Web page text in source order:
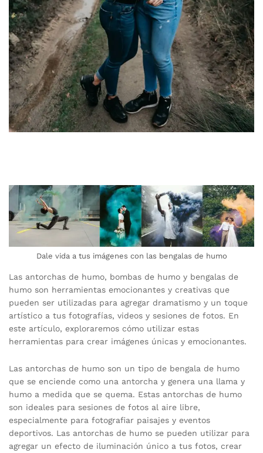
Dale vida a tus imágenes con las bengalas de humo
Las antorchas de humo, bombas de humo y bengalas de
humo son herramientas emocionantes y creativas que
pueden ser utilizadas para agregar dramatismo y un toque
artístico a tus fotografías, videos y sesiones de fotos. En
este artículo, exploraremos cómo utilizar estas
herramientas para crear imágenes únicas y emocionantes.
Las antorchas de humo son un tipo de bengala de humo
que se enciende como una antorcha y genera una llama y
humo a medida que se quema. Estas antorchas de humo
son ideales para sesiones de fotos al aire libre,
especialmente para fotografiar paisajes y eventos
deportivos. Las antorchas de humo se pueden utilizar para
agregar un efecto de iluminación único a tus fotos, crear